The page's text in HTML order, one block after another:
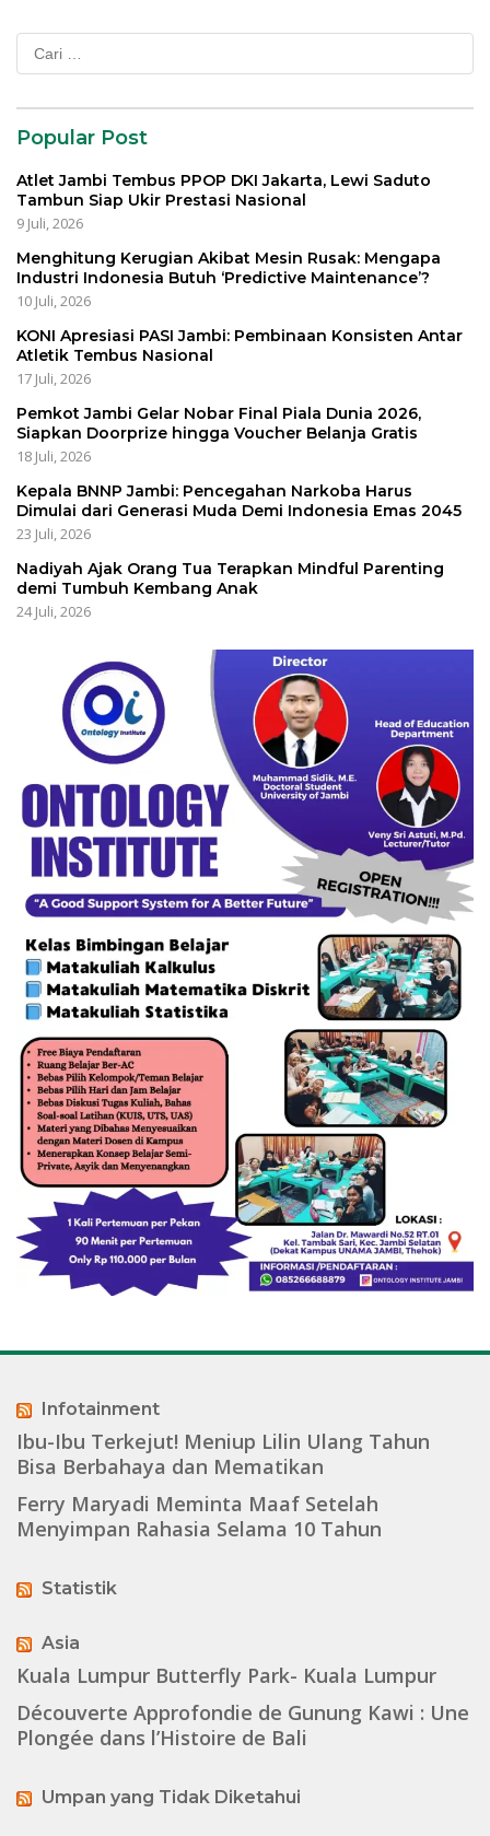
Cari
untuk:
Popular Post
Atlet Jambi Tembus PPOP DKI Jakarta, Lewi Saduto
Tambun Siap Ukir Prestasi Nasional
9 Juli, 2026
Menghitung Kerugian Akibat Mesin Rusak: Mengapa
Industri Indonesia Butuh ‘Predictive Maintenance’?
10 Juli, 2026
KONI Apresiasi PASI Jambi: Pembinaan Konsisten Antar
Atletik Tembus Nasional
17 Juli, 2026
Pemkot Jambi Gelar Nobar Final Piala Dunia 2026,
Siapkan Doorprize hingga Voucher Belanja Gratis
18 Juli, 2026
Kepala BNNP Jambi: Pencegahan Narkoba Harus
Dimulai dari Generasi Muda Demi Indonesia Emas 2045
23 Juli, 2026
Nadiyah Ajak Orang Tua Terapkan Mindful Parenting
demi Tumbuh Kembang Anak
24 Juli, 2026
Infotainment
Ibu-Ibu Terkejut! Meniup Lilin Ulang Tahun
Bisa Berbahaya dan Mematikan
Ferry Maryadi Meminta Maaf Setelah
Menyimpan Rahasia Selama 10 Tahun
Statistik
Asia
Kuala Lumpur Butterfly Park- Kuala Lumpur
Découverte Approfondie de Gunung Kawi : Une
Plongée dans l’Histoire de Bali
Umpan yang Tidak Diketahui